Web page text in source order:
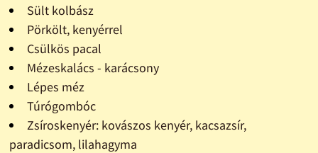
Sült kolbász
Pörkölt, kenyérrel
Csülkös pacal
Mézeskalács - karácsony
Lépes méz
Túrógombóc
Zsíroskenyér: kovászos kenyér, kacsazsír,
paradicsom, lilahagyma